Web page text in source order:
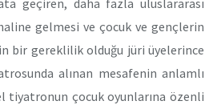
gelmesi ve çocuk ve gençlerin
bir gereklilik olduğu jüri üyelerince
alınan mesafenin anlamlı
tiyatronun çocuk oyunlarına özenli